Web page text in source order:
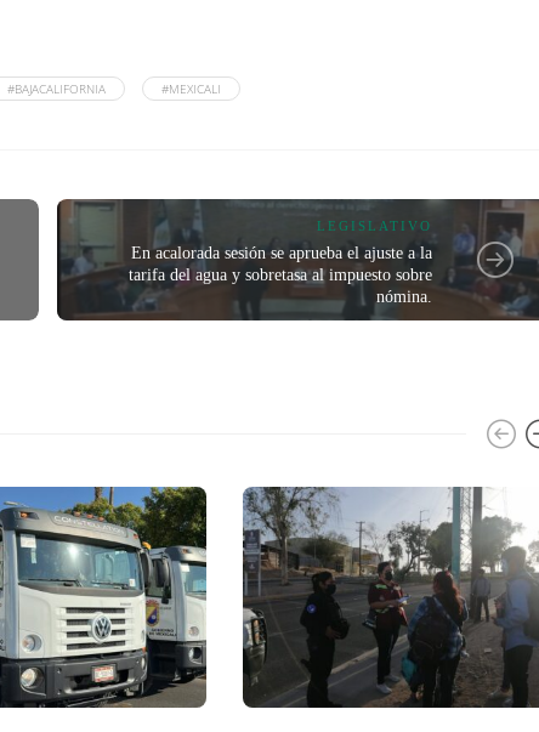
#BAJACALIFORNIA #MEXICALI
LEGISLATIVO
En acalorada sesión se aprueba el ajuste a la
tarifa del agua y sobretasa al impuesto sobre
nómina.